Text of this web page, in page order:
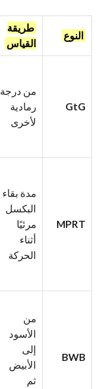
النوع
طريقة
القياس
GtG
من درجة
رمادية
لأخرى
MPRT
مدة بقاء
البكسل
مرئيًا
أثناء
الحركة
BWB
من
الأسود
إلى
الأبيض
ثم